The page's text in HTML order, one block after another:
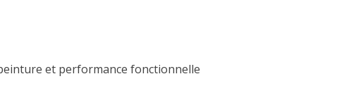
et performance fonctionnelle